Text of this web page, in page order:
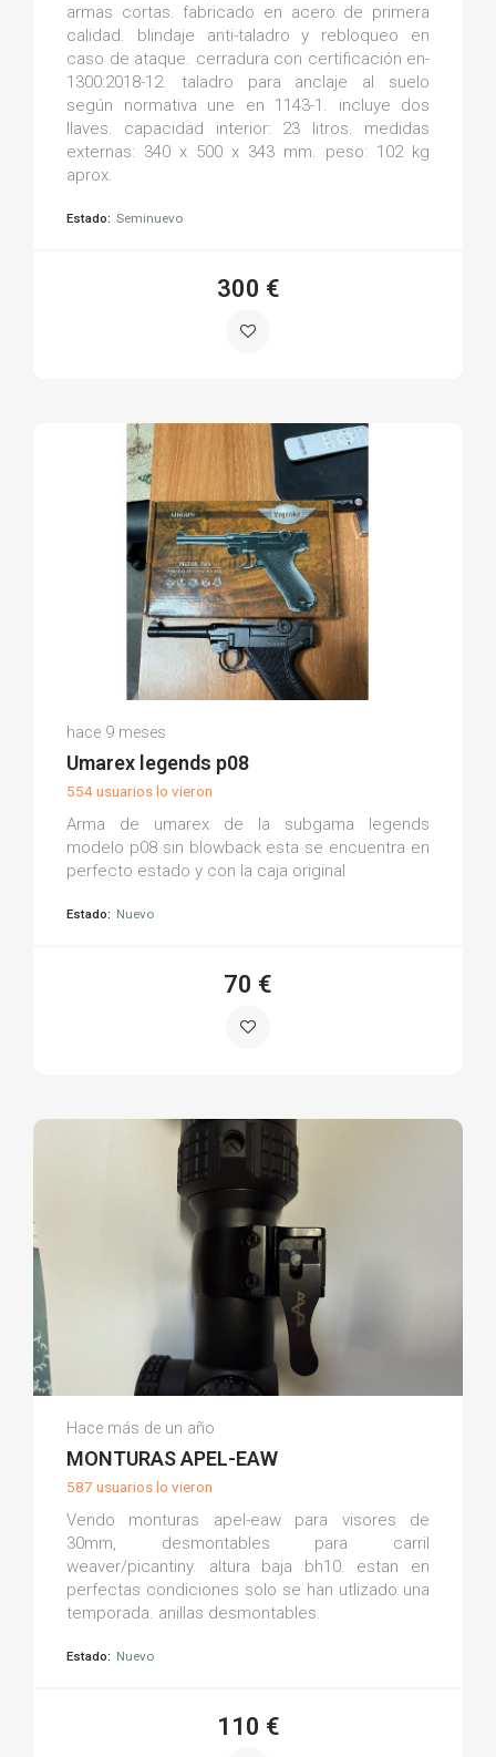
armas cortas. fabricado en acero de primera
calidad. blindaje anti-taladro y rebloqueo en
caso de ataque. cerradura con certificación en-
1300:2018-12. taladro para anclaje al suelo
según normativa une en 1143-1. incluye dos
llaves. capacidad interior: 23 litros. medidas
externas: 340 x 500 x 343 mm. peso: 102 kg
aprox.
Estado: Seminuevo
300 €
(0)
hace 9 meses
Umarex legends p08
554 usuarios lo vieron
Arma de umarex de la subgama legends
modelo p08 sin blowback esta se encuentra en
perfecto estado y con la caja original
Estado: Nuevo
70 €
Oscar O.
(0)
Hace más de un año
MONTURAS APEL-EAW
587 usuarios lo vieron
Vendo monturas apel-eaw para visores de
30mm, desmontables para carril
weaver/picantiny. altura baja bh10. estan en
perfectas condiciones solo se han utlizado una
temporada. anillas desmontables.
Estado: Nuevo
110 €